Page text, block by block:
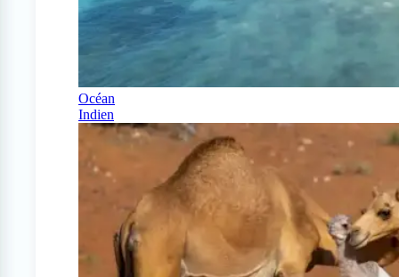
Océan
Indien